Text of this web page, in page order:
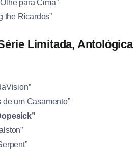
para Cima”
the Ricardos”
Limitada, Antológica
de um Casamento”